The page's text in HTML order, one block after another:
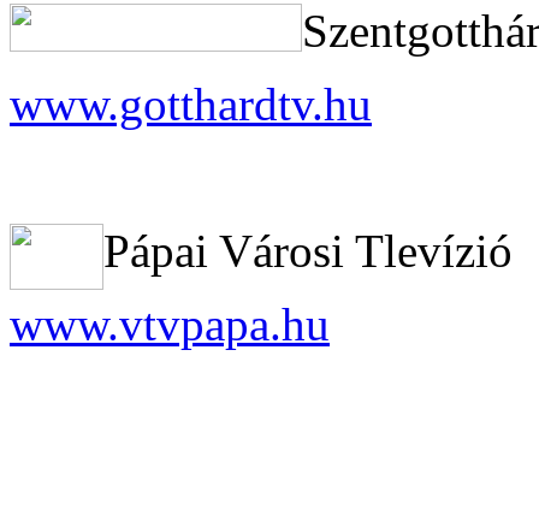
www.gotthardtv.hu
Pápai Városi Tlevízió
www.vtvpapa.hu